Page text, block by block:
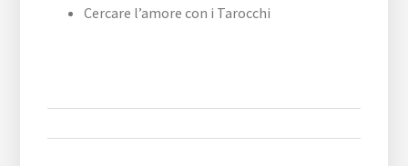
Cercare l’amore con i Tarocchi